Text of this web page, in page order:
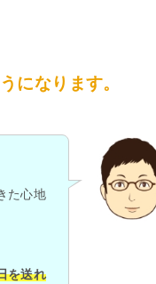
になります。
た心地
を送れ